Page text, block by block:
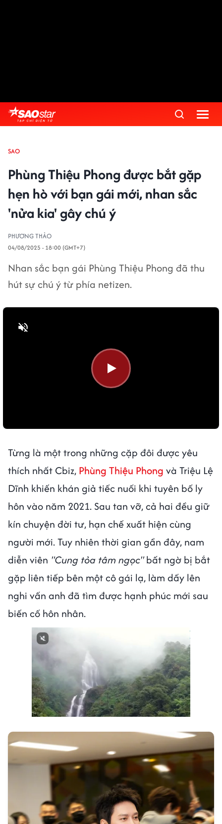
SAO
Phùng Thiệu Phong được bắt gặp
hẹn hò với bạn gái mới, nhan sắc
'nửa kia' gây chú ý
PHƯƠNG THẢO
04/08/2025 - 18:00 (GMT+7)
Nhan sắc bạn gái Phùng Thiệu Phong đã thu
hút sự chú ý từ phía netizen.
Từng là một trong những cặp đôi được yêu
thích nhất Cbiz, Phùng Thiệu Phong và Triệu Lệ
Dĩnh khiến khán giả tiếc nuối khi tuyên bố ly
hôn vào năm 2021. Sau tan vỡ, cả hai đều giữ
kín chuyện đời tư, hạn chế xuất hiện cùng
người mới. Tuy nhiên thời gian gần đây, nam
diễn viên "Cung tỏa tâm ngọc"bất ngờ bị bắt
gặp liên tiếp bên một cô gái lạ, làm dấy lên
nghi vấn anh đã tìm được hạnh phúc mới sau
biến cố hôn nhân.
Next video in 1 Cancel